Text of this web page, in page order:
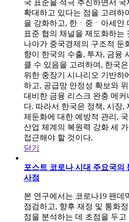
국 표준을 적극 추진하면서
확대하고 있다는 점을 고려하
을 강화하고, 한ㆍ중ㆍ아세안
표준 협의 채널을 제도화하는
나아가 중국경제의 구조적 둔
향이 한국의 수출, 투자, 금융
클 수 있음을 고려하여, 한국
위한 중장기 시나리오 기반하
하고, 공급망 안정성 확보와
대비한 금융 리스크 완충 메
다. 따라서 한국은 정책, 시장,
제둔화에 대한 예방적 관리,
산업 체계의 복원력 강화 세
접근해야 할 것이다.
닫기
포스트 코로나 시대 주요국의
사점
본 연구에서는 코로나19 팬데
점검하고, 향후 재정 및 통화
점을 분석하는 데 초점을 두